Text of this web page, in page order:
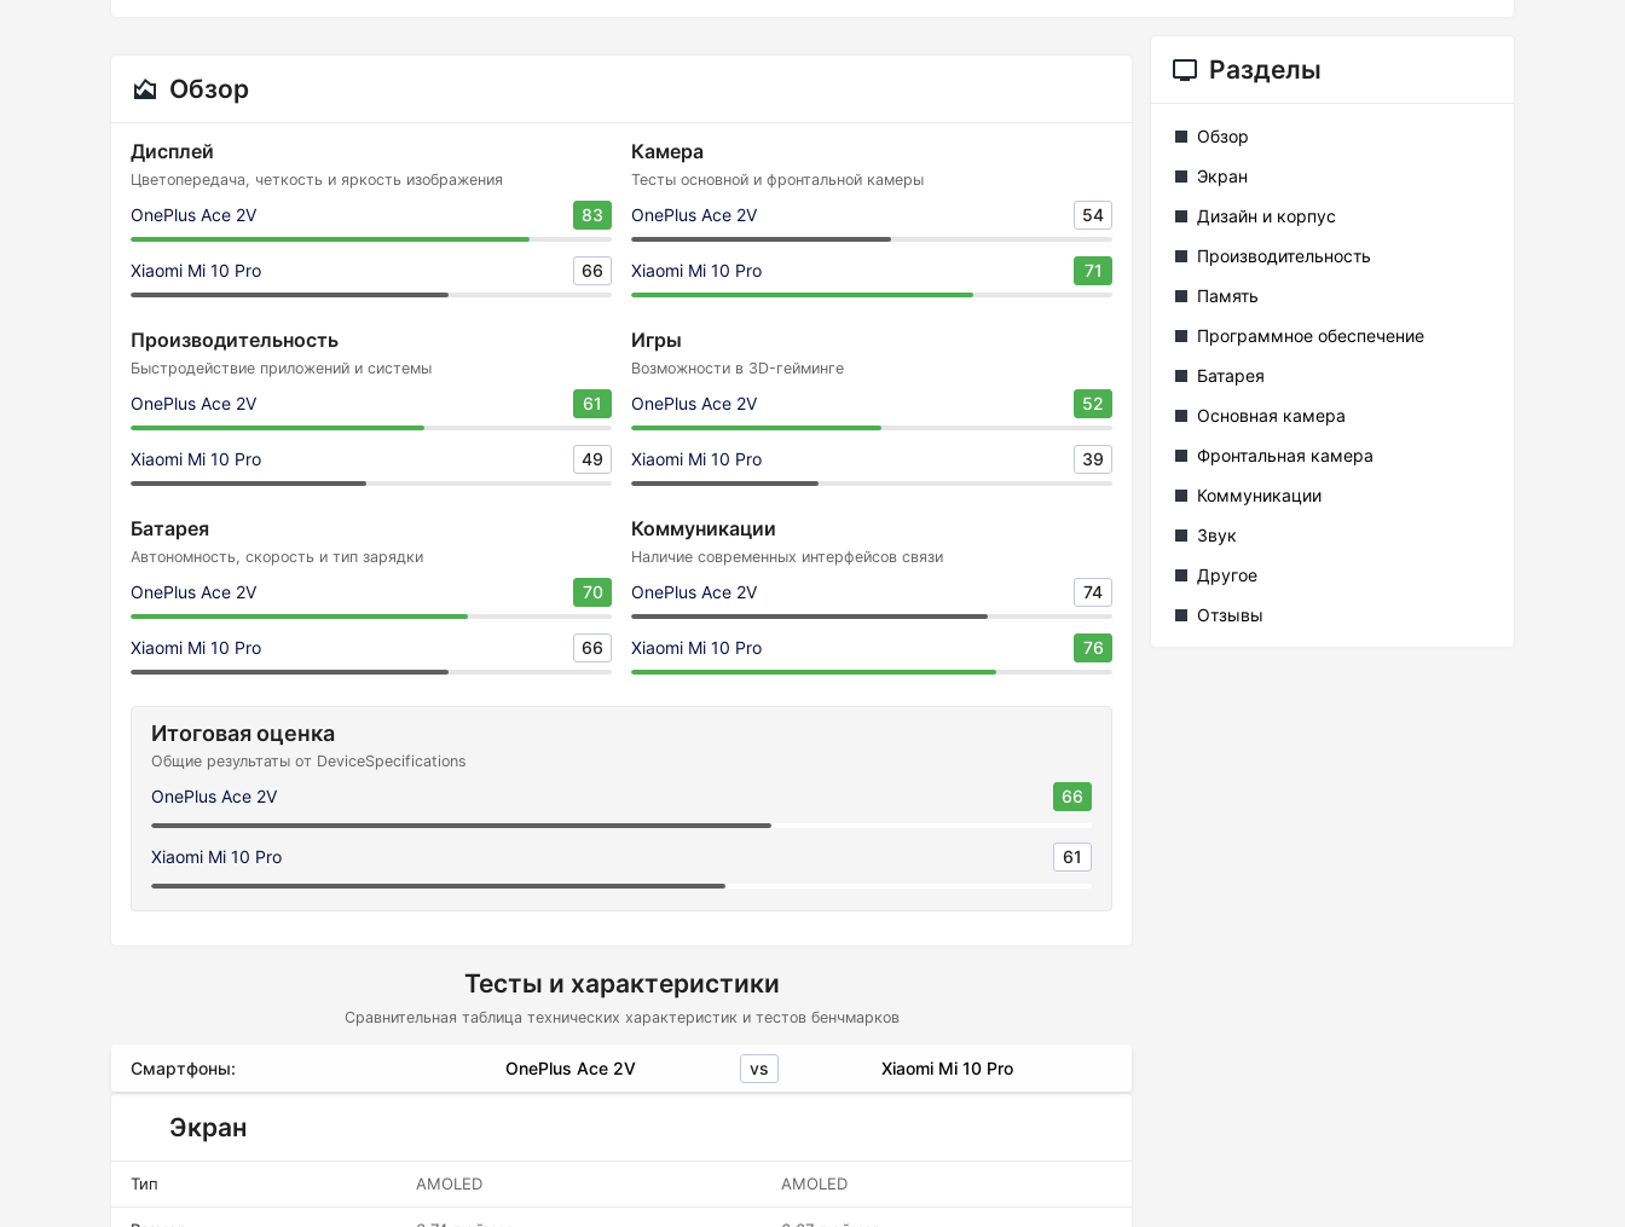
Обзор
Дисплей
Цветопередача, четкость и яркость изображения
OnePlus Ace 2V 83
Xiaomi Mi 10 Pro 66
Камера
Тесты основной и фронтальной камеры
OnePlus Ace 2V 54
Xiaomi Mi 10 Pro 71
Производительность
Быстродействие приложений и системы
OnePlus Ace 2V 61
Xiaomi Mi 10 Pro 49
Игры
Возможности в 3D-гейминге
OnePlus Ace 2V 52
Xiaomi Mi 10 Pro 39
Батарея
Автономность, скорость и тип зарядки
OnePlus Ace 2V 70
Xiaomi Mi 10 Pro 66
Коммуникации
Наличие современных интерфейсов связи
OnePlus Ace 2V 74
Xiaomi Mi 10 Pro 76
Итоговая оценка
Общие результаты от DeviceSpecifications
OnePlus Ace 2V 66
Xiaomi Mi 10 Pro 61
Тесты и характеристики
Сравнительная таблица технических характеристик и тестов бенчмарков
Смартфоны: OnePlus Ace 2V vs Xiaomi Mi 10 Pro
Экран
Тип AMOLED AMOLED
Разделы
Обзор
Экран
Дизайн и корпус
Производительность
Память
Программное обеспечение
Батарея
Основная камера
Фронтальная камера
Коммуникации
Звук
Другое
Отзывы